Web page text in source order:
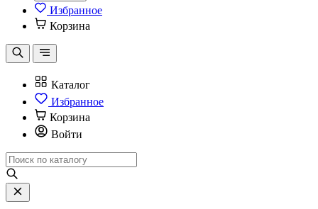
Избранное
Корзина
Каталог
Избранное
Корзина
Войти